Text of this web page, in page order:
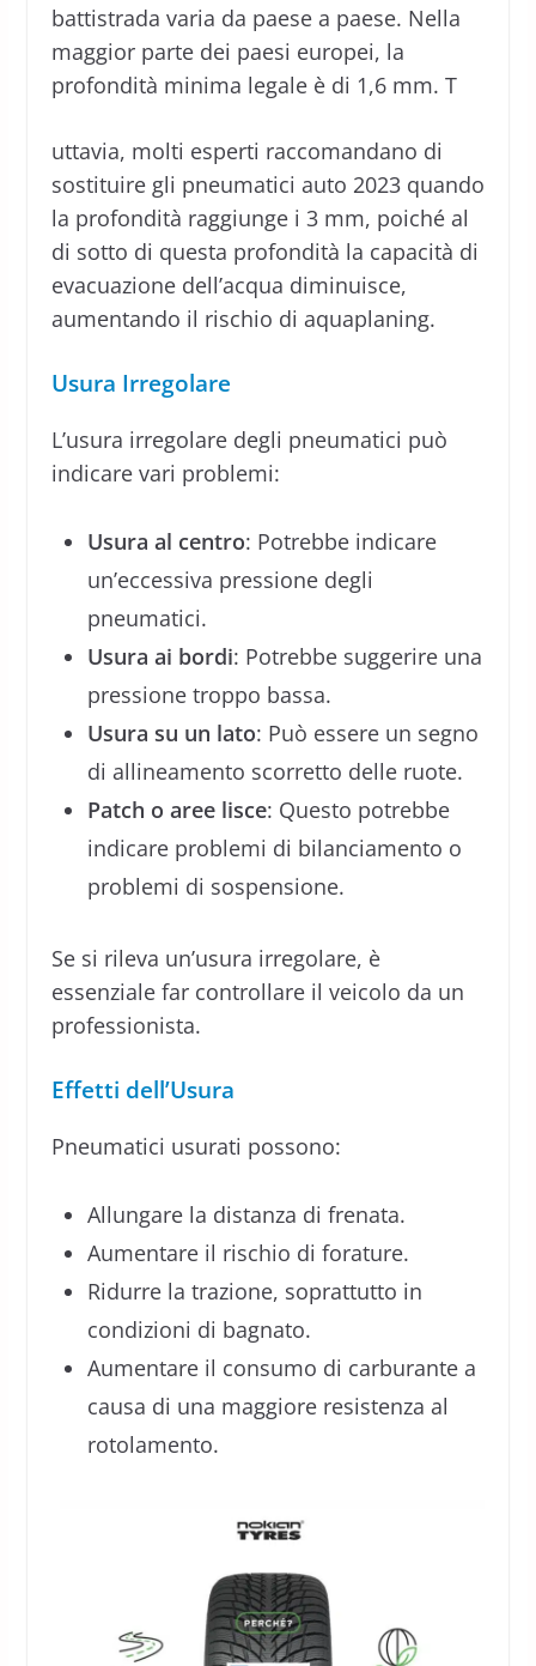
battistrada varia da paese a paese. Nella
maggior parte dei paesi europei, la
profondità minima legale è di 1,6 mm. T
uttavia, molti esperti raccomandano di
sostituire gli pneumatici auto 2023 quando
la profondità raggiunge i 3 mm, poiché al
di sotto di questa profondità la capacità di
evacuazione dell’acqua diminuisce,
aumentando il rischio di aquaplaning.
Usura Irregolare
L’usura irregolare degli pneumatici può
indicare vari problemi:
Usura al centro: Potrebbe indicare
un’eccessiva pressione degli
pneumatici.
Usura ai bordi: Potrebbe suggerire una
pressione troppo bassa.
Usura su un lato: Può essere un segno
di allineamento scorretto delle ruote.
Patch o aree lisce: Questo potrebbe
indicare problemi di bilanciamento o
problemi di sospensione.
Se si rileva un’usura irregolare, è
essenziale far controllare il veicolo da un
professionista.
Effetti dell’Usura
Pneumatici usurati possono:
Allungare la distanza di frenata.
Aumentare il rischio di forature.
Ridurre la trazione, soprattutto in
condizioni di bagnato.
Aumentare il consumo di carburante a
causa di una maggiore resistenza al
rotolamento.